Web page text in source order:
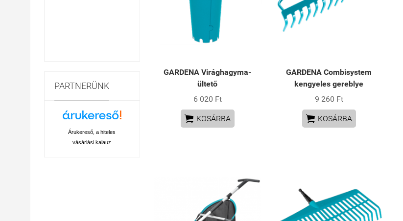
PARTNERÜNK
Árukereső, a hiteles
vásárlási kalauz
GARDENA Virághagyma-
ültető
6 020 Ft
 KOSÁRBA
GARDENA Combisystem
kengyeles gereblye
9 260 Ft
 KOSÁRBA